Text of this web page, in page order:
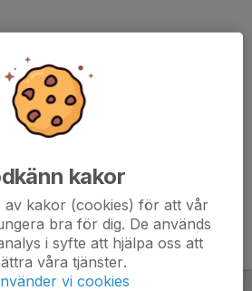
kakor
av kakor (cookies) för att vår
bra för dig. De används
i syfte att hjälpa oss att
våra tjänster.
vi cookies